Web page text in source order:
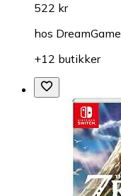
522 kr
hos DreamGame
+12 butikker